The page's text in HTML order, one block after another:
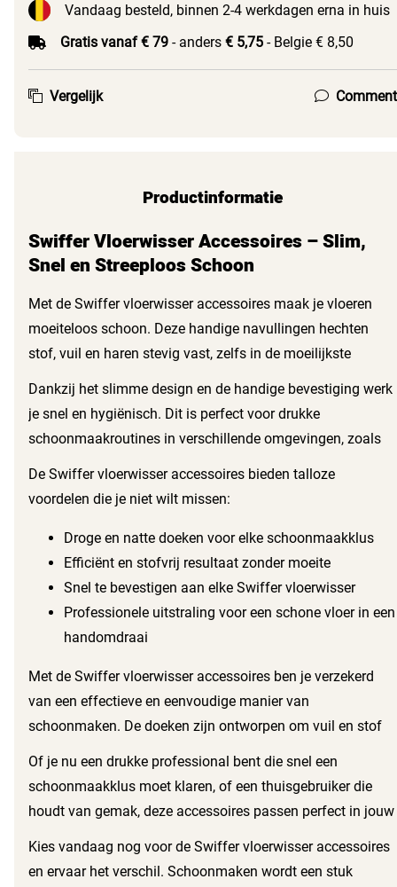
Vandaag besteld, binnen 2-4 werkdagen erna in huis
Gratis vanaf € 79 - anders € 5,75 - Belgie € 8,50
Vergelijk Comment
Productinformatie
Swiffer Vloerwisser Accessoires – Slim,
Snel en Streeploos Schoon
Met de Swiffer vloerwisser accessoires maak je vloeren
moeiteloos schoon. Deze handige navullingen hechten
stof, vuil en haren stevig vast, zelfs in de moeilijkste
Dankzij het slimme design en de handige bevestiging werk
je snel en hygiënisch. Dit is perfect voor drukke
schoonmaakroutines in verschillende omgevingen, zoals
De Swiffer vloerwisser accessoires bieden talloze
voordelen die je niet wilt missen:
Droge en natte doeken voor elke schoonmaakklus
Efficiënt en stofvrij resultaat zonder moeite
Snel te bevestigen aan elke Swiffer vloerwisser
Professionele uitstraling voor een schone vloer in een
handomdraai
Met de Swiffer vloerwisser accessoires ben je verzekerd
van een effectieve en eenvoudige manier van
schoonmaken. De doeken zijn ontworpen om vuil en stof
Of je nu een drukke professional bent die snel een
schoonmaakklus moet klaren, of een thuisgebruiker die
houdt van gemak, deze accessoires passen perfect in jouw
Kies vandaag nog voor de Swiffer vloerwisser accessoires
en ervaar het verschil. Schoonmaken wordt een stuk